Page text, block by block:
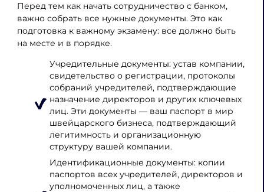
Перед тем как начать сотрудничество с банком,
важно собрать все нужные документы. Это как
подготовка к важному экзамену: все должно быть
на месте и в порядке.
Учредительные документы: устав компании,
свидетельство о регистрации, протоколы
собраний учредителей, подтверждающие
назначение директоров и других ключевых
лиц. Эти документы — ваш паспорт в мир
швейцарского бизнеса, подтверждающий
легитимность и организационную
структуру вашей компании.
Идентификационные документы: копии
паспортов всех учредителей, директоров и
уполномоченных лиц, а также